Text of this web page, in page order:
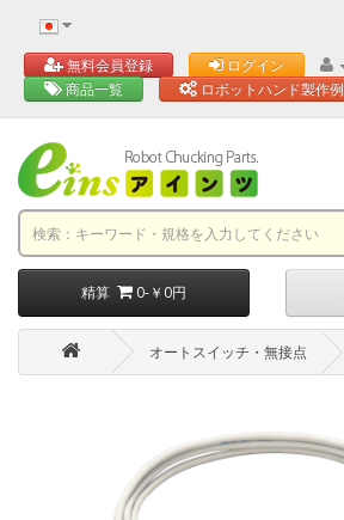
無料会員登録 ログイン
商品一覧
ロボットハンド製作例
精算 0-￥0円
オートスイッチ・無接点